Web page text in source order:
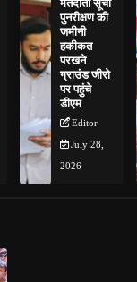
मतदाता सूची
पुनरीक्षण की
जमीनी
हकीकत
परखने
ग्राउंड जीरो
पर पहुंचे
डीएम
Editor
July 28,
2026